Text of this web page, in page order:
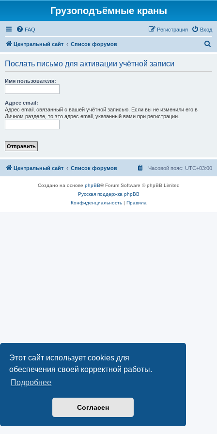
Этот сайт использует cookies для
обеспечения своей корректной работы.
Подробнее
Согласен
Грузоподъёмные краны
FAQ Вход
Регистрация
Центральный сайт Список форумов
Послать письмо для активации учётной записи
Имя пользователя:
Адрес email:
Адрес email, связанный с вашей учётной записью. Если вы не изменили его в
Личном разделе, то это адрес email, указанный вами при регистрации.
Центральный сайт Список форумов Часовой пояс: UTC+03:00
Создано на основе phpBB® Forum Software © phpBB Limited
Русская поддержка phpBB
Конфиденциальность| Правила